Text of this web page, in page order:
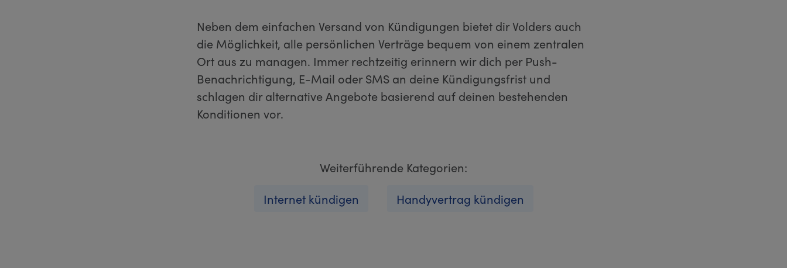
Neben dem einfachen Versand von Kündigungen bietet dir Volders auch
die Möglichkeit, alle persönlichen Verträge bequem von einem zentralen
Ort aus zu managen. Immer rechtzeitig erinnern wir dich per Push-
Benachrichtigung, E-Mail oder SMS an deine Kündigungsfrist und
schlagen dir alternative Angebote basierend auf deinen bestehenden
Konditionen vor.
Weiterführende Kategorien:
Internet kündigen
Handyvertrag kündigen